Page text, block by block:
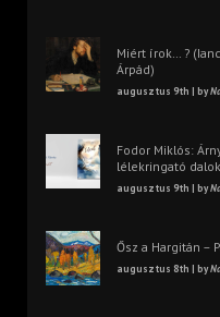
Miért írok… ?
Árpád)
augusztus 9th | by
Fodor Miklós:
lélekringató dalok
augusztus 9th | by
Ősz a Hargitán –
augusztus 8th | by